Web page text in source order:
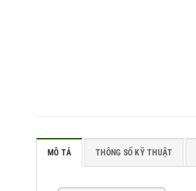
MÔ TẢ THÔNG SỐ KỸ THUẬT